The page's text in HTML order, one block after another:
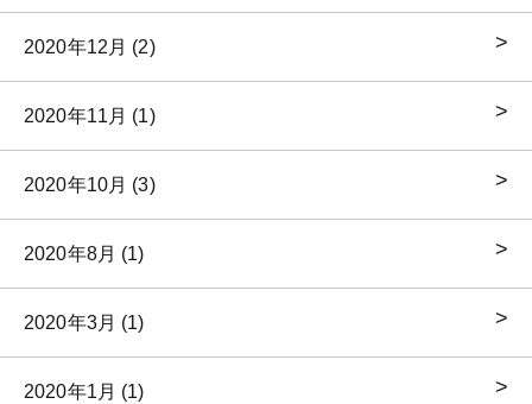
2020年12月 (2)
2020年11月 (1)
2020年10月 (3)
2020年8月 (1)
2020年3月 (1)
2020年1月 (1)